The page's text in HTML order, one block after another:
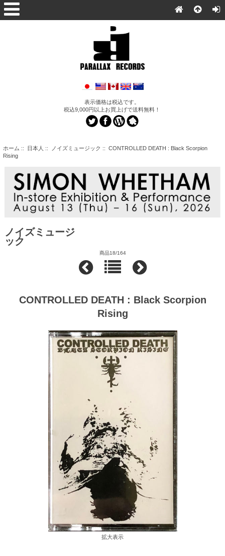
表示価格は税込です。
税込9,000円以上お買上げで送料無料！
ホーム :: 日本人 :: ノイズミュージック :: CONTROLLED DEATH : Black Scorpion
Rising
ノイズミュージ
ック
商品18/164
CONTROLLED DEATH : Black Scorpion
Rising
拡大表示